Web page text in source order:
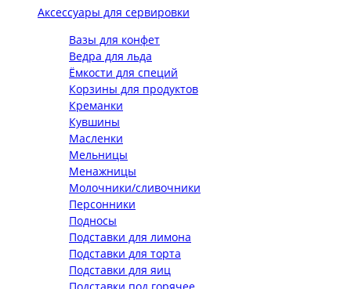
Аксессуары для сервировки
Вазы для конфет
Ведра для льда
Ёмкости для специй
Корзины для продуктов
Креманки
Кувшины
Масленки
Мельницы
Менажницы
Молочники/сливочники
Персонники
Подносы
Подставки для лимона
Подставки для торта
Подставки для яиц
Подставки под горячее